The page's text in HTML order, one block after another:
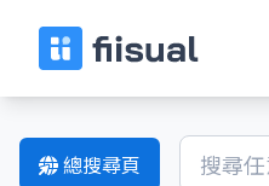
總搜尋頁